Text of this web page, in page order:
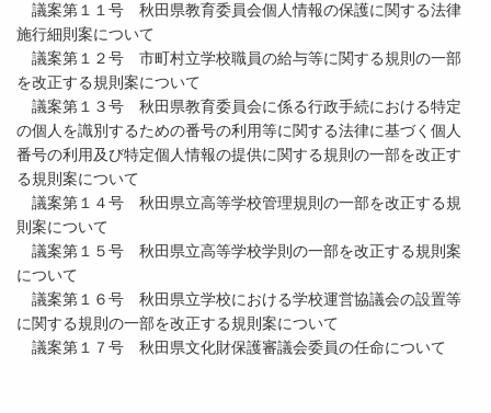
議案第１１号 秋田県教育委員会個人情報の保護に関する法律
施行細則案について
議案第１２号 市町村立学校職員の給与等に関する規則の一部
を改正する規則案について
議案第１３号 秋田県教育委員会に係る行政手続における特定
の個人を識別するための番号の利用等に関する法律に基づく個人
番号の利用及び特定個人情報の提供に関する規則の一部を改正す
る規則案について
議案第１４号 秋田県立高等学校管理規則の一部を改正する規
則案について
議案第１５号 秋田県立高等学校学則の一部を改正する規則案
について
議案第１６号 秋田県立学校における学校運営協議会の設置等
に関する規則の一部を改正する規則案について
議案第１７号 秋田県文化財保護審議会委員の任命について